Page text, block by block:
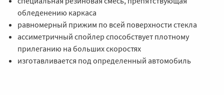
обледенению каркаса
равномерный прижим по всей поверхности стекла
ассиметричный спойлер способствует плотному
прилеганию на больших скоростях
изготавливается под определенный автомобиль